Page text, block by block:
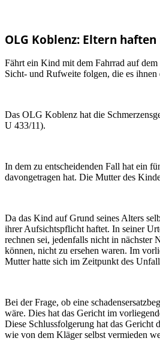
OLG Koblenz: Eltern
Fährt ein Kind mit dem Fahrrad auf
Sicht- und Rufweite folgen, die es
Das OLG Koblenz hat die
U 433/11).
In dem zu entscheidenden Fall hat ein
davongetragen hat. Die Mutter des
Da das Kind auf Grund seines Alters
ihrer Aufsichtspflicht haftet. In seiner
rechnen sei, jedenfalls nicht in nächster
können, nicht zu ersehen waren. Im
Mutter hatte sich im Zeitpunkt des
Bei der Frage, ob eine
wäre. Dies hat das Gericht im
Diese Schlussfolgerung hat das Gericht
wie von dem Kläger selbst vermieden